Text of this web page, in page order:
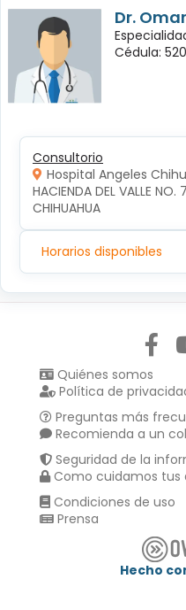
Dr.
Cédula:
Consultorio
Hospital Angeles
HACIENDA DEL VALLE NO.
CHIHUAHUA
Horarios disponibles
Quiénes somos
Política de
Preguntas más
Recomienda a un
Seguridad de la
Como cuidamos tus
Condiciones de uso
Prensa
Hecho